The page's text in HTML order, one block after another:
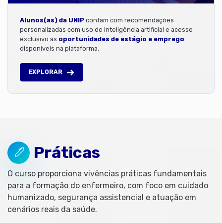
Alunos(as) da UNIP contam com recomendações
personalizadas com uso de inteligência artificial e acesso
exclusivo às oportunidades de estágio e emprego
disponíveis na plataforma.
EXPLORAR
Práticas
O curso proporciona vivências práticas fundamentais
para a formação do enfermeiro, com foco em cuidado
humanizado, segurança assistencial e atuação em
cenários reais da saúde.